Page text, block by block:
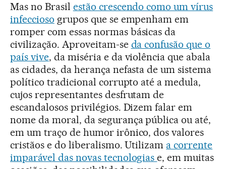
Mas no Brasil estão crescendo como um vírus
infeccioso grupos que se empenham em
romper com essas normas básicas da
civilização. Aproveitam-se da confusão que o
país vive, da miséria e da violência que abala
as cidades, da herança nefasta de um sistema
político tradicional corrupto até a medula,
cujos representantes desfrutam de
escandalosos privilégios. Dizem falar em
nome da moral, da segurança pública ou até,
em um traço de humor irônico, dos valores
cristãos e do liberalismo. Utilizam a corrente
imparável das novas tecnologiase, em muitas